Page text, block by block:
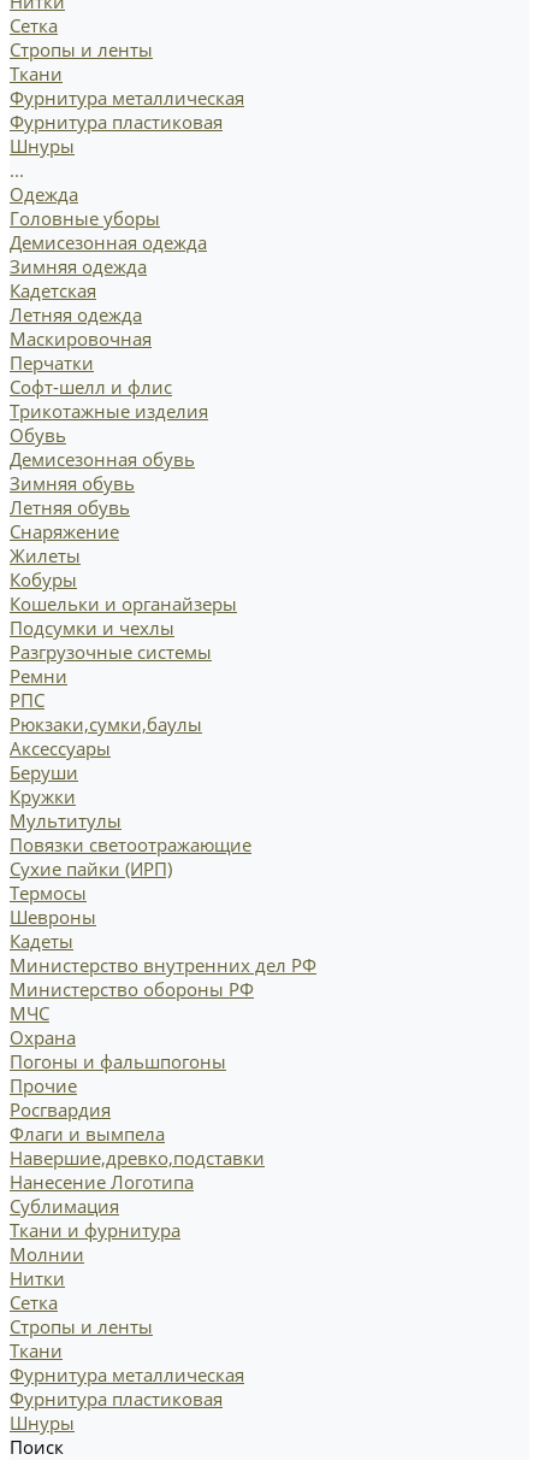
Сетка
Стропы и ленты
Ткани
Фурнитура металлическая
Фурнитура пластиковая
Шнуры
...
Одежда
Головные уборы
Демисезонная одежда
Зимняя одежда
Кадетская
Летняя одежда
Маскировочная
Перчатки
Софт-шелл и флис
Трикотажные изделия
Обувь
Демисезонная обувь
Зимняя обувь
Летняя обувь
Снаряжение
Жилеты
Кобуры
Кошельки и органайзеры
Подсумки и чехлы
Разгрузочные системы
Ремни
РПС
Рюкзаки,сумки,баулы
Аксессуары
Беруши
Кружки
Мультитулы
Повязки светоотражающие
Сухие пайки (ИРП)
Термосы
Шевроны
Кадеты
Министерство внутренних дел РФ
Министерство обороны РФ
МЧС
Охрана
Погоны и фальшпогоны
Прочие
Росгвардия
Флаги и вымпела
Навершие,древко,подставки
Нанесение Логотипа
Сублимация
Ткани и фурнитура
Молнии
Нитки
Сетка
Стропы и ленты
Ткани
Фурнитура металлическая
Фурнитура пластиковая
Шнуры
Поиск